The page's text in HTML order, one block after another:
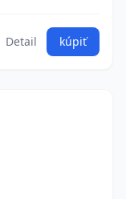
Detail kúpiť